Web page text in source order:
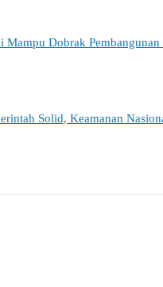
Dobrak Pembangunan
Solid, Keamanan